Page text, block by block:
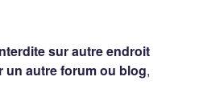
sur autre endroit
un autre forum ou blog,